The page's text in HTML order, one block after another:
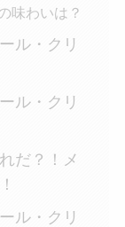
味わいは？
ル・クリ
ル・クリ
だ？！メ
ル・クリ